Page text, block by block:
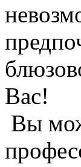
Вас!
Вы